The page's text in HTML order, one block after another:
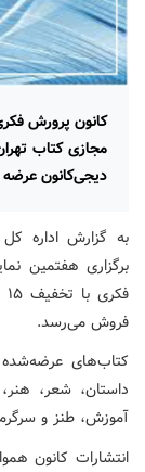
کانون پرورش
دیجی‌کانون
به گزارش اداره
برگزاری هفتمین
فکری با تخفیف ۱۵ درصدی و ارسال رایگان در پایگاه
فروش می‌رسد.
کتاب‌های
داستان، شعر،
آموزش، طنز و
انتشارات کانون